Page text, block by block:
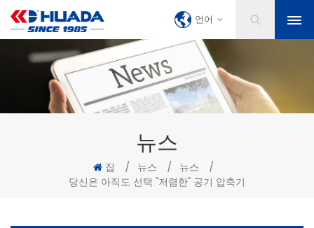
언어
뉴스
집 / 뉴스 / 뉴스
/
당신은 아직도 선택 "저렴한" 공기 압축기